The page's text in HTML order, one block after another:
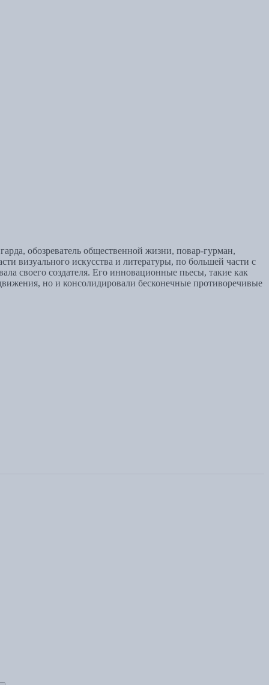
обозреватель общественной жизни, повар-гурман,
визуального искусства и литературы, по большей части с
своего создателя. Его инновационные пьесы, такие как
но и консолидировали бесконечные противоречивые